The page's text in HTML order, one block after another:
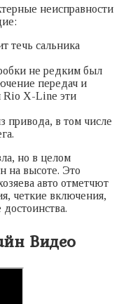
неисправности
течь сальника
не редким был
передач и
Rio X-Line эти
привода, в том числе
но в целом
на высоте. Это
авто отметчют
четкие включения,
достоинства.
Видео